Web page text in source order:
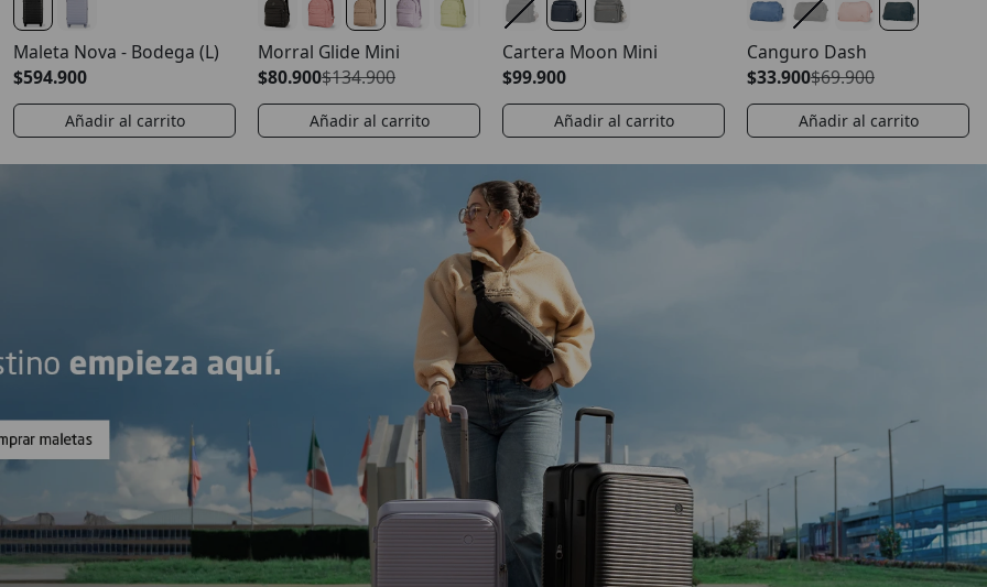
Maleta Nova - Bodega (L)
$594.900
Añadir al carrito
Morral Glide Mini
$80.900$134.900
Añadir al carrito
Cartera Moon Mini
$99.900
Añadir al carrito
Canguro Dash
$33.900$69.900
Añadir al carrito